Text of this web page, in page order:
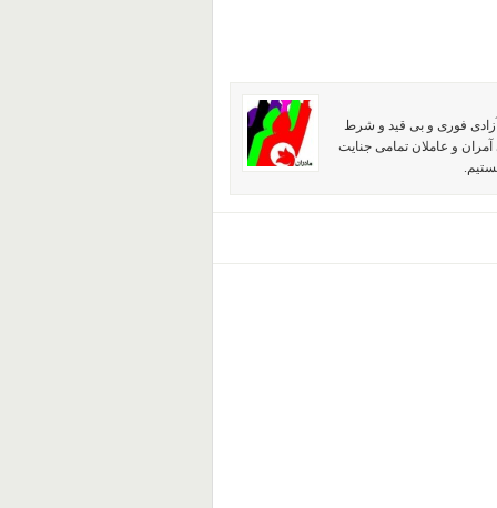
آزادی فوری و بی قید و شرط
و عاملان تمامی جنایت